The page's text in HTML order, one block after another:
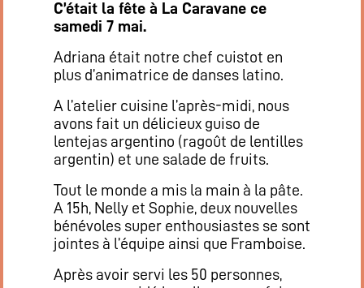
C’était la fête à La Caravane ce
samedi 7 mai.
Adriana était notre chef cuistot en
plus d’animatrice de danses latino.
A l’atelier cuisine l’après-midi, nous
avons fait un délicieux guiso de
lentejas argentino (ragoût de lentilles
argentin) et une salade de fruits.
Tout le monde a mis la main à la pâte.
A 15h, Nelly et Sophie, deux nouvelles
bénévoles super enthousiastes se sont
jointes à l’équipe ainsi que Framboise.
Après avoir servi les 50 personnes,